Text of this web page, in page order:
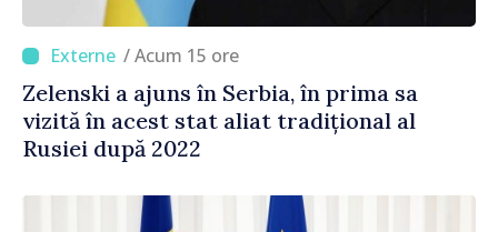
/ Acum 15 ore
Zelenski a ajuns în Serbia, în prima sa
vizită în acest stat aliat tradițional al
Rusiei după 2022